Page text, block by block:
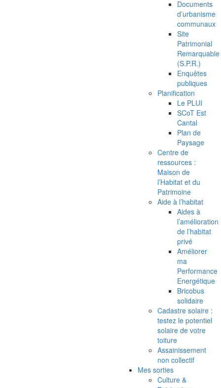
Documents
d’urbanisme
communaux
Site
Patrimonial
Remarquable
(S.P.R.)
Enquêtes
publiques
Planification
Le PLUI
SCoT Est
Cantal
Plan de
Paysage
Centre de
ressources :
Maison de
l’Habitat et du
Patrimoine
Aide à l’habitat
Aides à
l’amélioration
de l’habitat
privé
Améliorer
ma
Performance
Energétique
Bricobus
solidaire
Cadastre solaire :
testez le potentiel
solaire de votre
toiture
Assainissement
non collectif
Mes sorties
Culture &